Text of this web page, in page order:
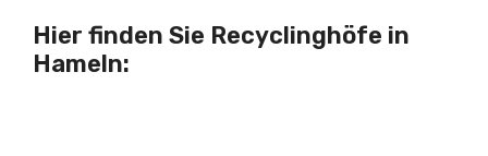
Hier finden Sie Recyclinghöfe in
Hameln: